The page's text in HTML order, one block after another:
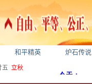
和平精英 炉石传说
五 立秋